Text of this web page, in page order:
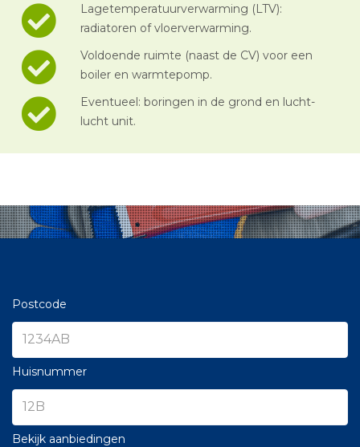
Lagetemperatuurverwarming (LTV):
radiatoren of vloerverwarming.
Voldoende ruimte (naast de CV) voor een
boiler en warmtepomp.
Eventueel: boringen in de grond en lucht-
lucht unit.
Postcode
Huisnummer
Bekijk aanbiedingen